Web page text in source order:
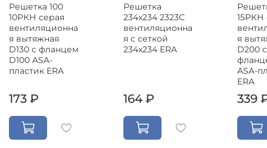
Решетка 100
10РКН серая
вентиляционна
я вытяжная
D130 с фланцем
D100 ASA-
пластик ERA
173 ₽
Решетка
234x234 2323С
вентиляционна
я с сеткой
234х234 ERA
164 ₽
15РКН
я
D200 с
ASA-
ERA
339